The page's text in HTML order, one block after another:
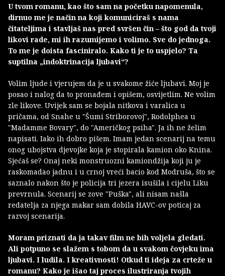
U tvom romanu, kao što sam na početku napomenula,
dirnuo me je način na koji komuniciraš s nama
čitateljima i stavljaš nas pred svršen čin – što god da tvoji
likovi rade, mi ih razumijemo i volimo. Sve do jednoga.
To me je doista fasciniralo. Kako ti je to uspjelo? Ta
suptilna „indoktrinacija ljubavi“?
Volim ljude i vjerujem da je u svakome žiće ljubavi. Moj je
posao i nalog da to pronađem i opišem, osvijetlim. Ne volim
zle likove. Uvijek sam se bojala nitkova i varalica u
pričama, od Snahe u "Šumi Striborovoj", Rodolphea u
"Madamme Bovary", do "Američkog psiha". Ja ih ne želim
napisati. Iako ih dobro pišem. Imam jedan scenarij na temu
onog ubojstva djevojke koja je stopirala kamion oko Knina.
Sjećaš se? Onaj neki monstruozni kamiondžija koji ju je
raskomadao jadnu i u crnoj vreći bacio kod Modruša, što se
saznalo nakon što je policija tri jezera isušila i cijelu Liku
prevrnula. Scenarij se zove "Puška", ali nisam našla
redatelja za njega makar sam dobila HAVC-ov poticaj za
razvoj scenarija.
Moram priznati da ja takav film ne bih voljela gledati.
Ali potpuno se slažem s tobom da u svakom čovjeku ima
ljubavi. I ludila. I kreativnosti! Otkud ti ideja za crteže u
romanu? Kako je išao taj proces ilustriranja tvojih